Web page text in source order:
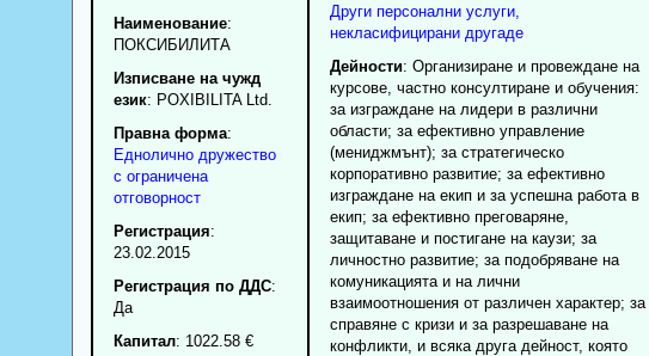
Наименование:
ПОКСИБИЛИТА
Изписване на чужд
език: POXIBILITA Ltd.
Правна форма:
Еднолично дружество
с ограничена
отговорност
Регистрация:
23.02.2015
Регистрация по ДДС:
Да
Капитал: 1022.58 €
Други персонални услуги,
некласифицирани другаде
Дейности: Организиране и провеждане на
курсове, частно консултиране и обучения:
за изграждане на лидери в различни
области; за ефективно управление
(мениджмънт); за стратегическо
корпоративно развитие; за ефективно
изграждане на екип и за успешна работа в
екип; за ефективно преговаряне,
защитаване и постигане на каузи; за
личностно развитие; за подобряване на
комуникацията и на лични
взаимоотношения от различен характер; за
справяне с кризи и за разрешаване на
конфликти, и всяка друга дейност, която